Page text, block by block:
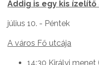
Addig is egy kis
július 10. - Péntek
A város Fő utcája
14:30 Királyi